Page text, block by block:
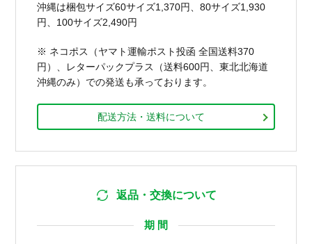
沖縄は梱包サイズ60サイズ1,370円、80サイズ1,930
円、100サイズ2,490円
※ ネコポス（ヤマト運輸ポスト投函 全国送料370
円）、レターパックプラス（送料600円、東北北海道
沖縄のみ）での発送も承っております。
配送方法・送料について
返品・交換について
期 間